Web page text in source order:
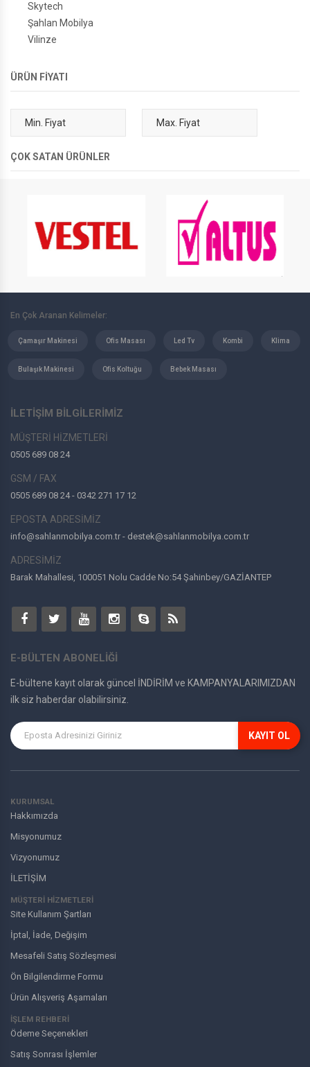
Skytech
Şahlan Mobilya
Vilinze
ÜRÜN FİYATI
ÇOK SATAN ÜRÜNLER
En Çok Aranan Kelimeler:
Çamaşır Makinesi Ofis Masası Led Tv Kombi Klima
Bulaşık Makinesi Ofis Koltuğu Bebek Masası
İLETİŞİM BİLGİLERİMİZ
MÜŞTERİ HİZMETLERİ
0505 689 08 24
GSM / FAX
0505 689 08 24 - 0342 271 17 12
EPOSTA ADRESİMİZ
info@sahlanmobilya.com.tr - destek@sahlanmobilya.com.tr
ADRESİMİZ
Barak Mahallesi, 100051 Nolu Cadde No:54 Şahinbey/GAZİANTEP
E-BÜLTEN ABONELİĞİ
E-bültene kayıt olarak güncel İNDİRİM ve KAMPANYALARIMIZDAN
ilk siz haberdar olabilirsiniz.
KAYIT OL
KURUMSAL
Hakkımızda
Misyonumuz
Vizyonumuz
İLETİŞİM
MÜŞTERI HIZMETLERI
Site Kullanım Şartları
İptal, İade, Değişim
Mesafeli Satış Sözleşmesi
Ön Bilgilendirme Formu
Ürün Alışveriş Aşamaları
İŞLEM REHBERİ
Ödeme Seçenekleri
Satış Sonrası İşlemler